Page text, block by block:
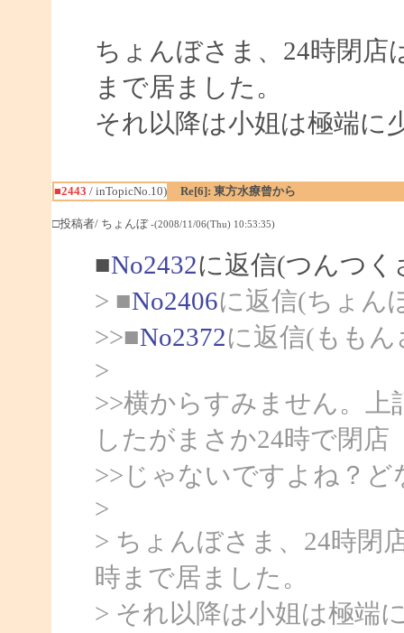
ちょんぼさま、24時閉店
まで居ました。
それ以降は小姐は極端に
■2443 / inTopicNo.10) Re[6]: 東方水療曾から
□投稿者/ ちょんぼ-(2008/11/06(Thu) 10:53:35)
■No2432に返信(つんつく
> ■No2406に返信(ちょん
>>■No2372に返信(もも
>
>>横からすみません。
したがまさか24時で閉店
>>じゃないですよね？
>
> ちょんぼさま、24時閉
時まで居ました。
> それ以降は小姐は極端